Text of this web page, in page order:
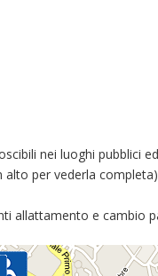
nei luoghi pubblici
alto per vederla
allattamento e cambio